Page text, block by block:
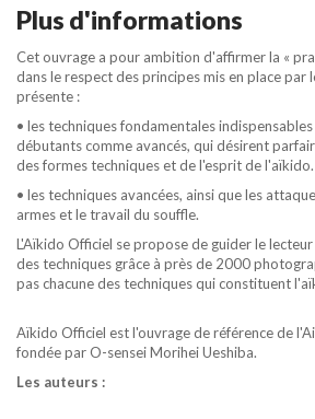
Plus d'informations
Cet ouvrage a pour ambition d'affirmer la «
dans le respect des principes mis en place par
présente :
• les techniques fondamentales
débutants comme avancés, qui désirent
des formes techniques et de l'esprit de l'aïkido.
• les techniques avancées, ainsi que les
armes et le travail du souffle.
L'Aïkido Officiel se propose de guider le
des techniques grâce à près de 2000
pas chacune des techniques qui constituent
Aïkido Officiel est l'ouvrage de référence de
fondée par O-sensei Morihei Ueshiba.
Les auteurs :